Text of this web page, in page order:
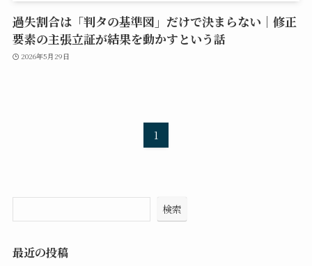
過失割合は「判タの基準図」だけで決まらない｜修正
要素の主張立証が結果を動かすという話
2026年5月29日
1
検索
最近の投稿